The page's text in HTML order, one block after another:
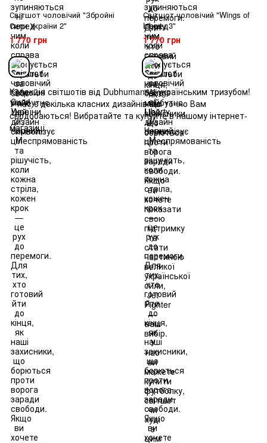
Світшот чоловічий "Збройні
Сили України 2"
1 770 грн
Світшот чоловічий "Wings of
Liberty 3"
1 770 грн
Колекція світшотів від Dubhumans з українським тризубом!
У нас є декілька класних дизайнів що точно Вам
сподобаються! Вибратайте та купуйте в нашому інтернет-
магазиці.